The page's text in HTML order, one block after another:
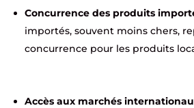
Concurrence des produits
importés, souvent moins chers,
concurrence pour les produits
Accès aux marchés